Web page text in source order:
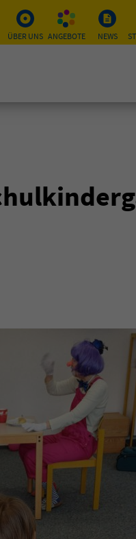
ÜBER UNS ANGEBOTE NEWS